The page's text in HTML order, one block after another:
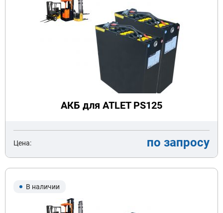
АКБ для ATLET PS125
Цена: по запросу
В наличии